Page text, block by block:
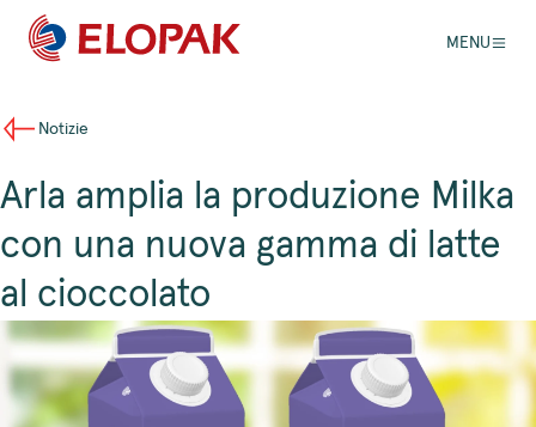
MENU
Notizie
Arla amplia la produzione Milka
con una nuova gamma di latte
al cioccolato